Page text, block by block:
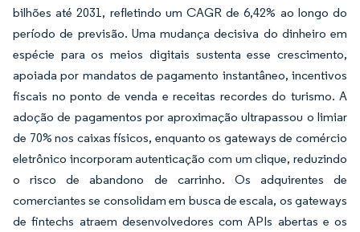
bilhões até 2031, refletindo um CAGR de 6,42% ao longo do
período de previsão. Uma mudança decisiva do dinheiro em
espécie para os meios digitais sustenta esse crescimento,
apoiada por mandatos de pagamento instantâneo, incentivos
fiscais no ponto de venda e receitas recordes do turismo. A
adoção de pagamentos por aproximação ultrapassou o limiar
de 70% nos caixas físicos, enquanto os gateways de comércio
eletrônico incorporam autenticação com um clique, reduzindo
o risco de abandono de carrinho. Os adquirentes de
comerciantes se consolidam em busca de escala, os gateways
de fintechs atraem desenvolvedores com APIs abertas e os